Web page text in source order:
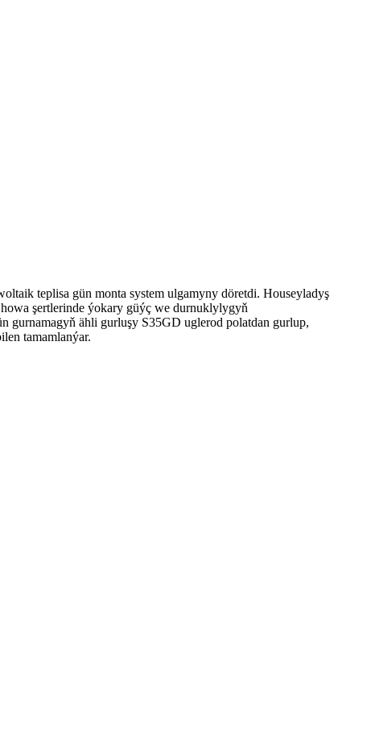
teplisa gün monta system ulgamyny döretdi. Houseyladyş
şertlerinde ýokary güýç we durnuklylygyň
gurnamagyň ähli gurluşy S35GD uglerod polatdan gurlup,
tamamlanýar.